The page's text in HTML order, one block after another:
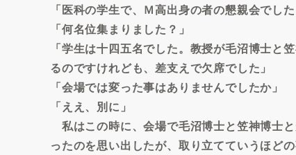
「医科の学生で、Ｍ高出身の者の懇親会でした
「何名位集まりました？」
「学生は十四五名でした。教授が毛沼博士と
るのですけれども、差支えで欠席でした」
「会場では変った事はありませんでしたか」
「ええ、別に」
私はこの時に、会場で毛沼博士と笠神博士
ったのを思い出したが、取り立てていうほど